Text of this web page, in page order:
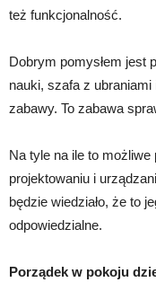
też funkcjonalność.
Dobrym pomysłem jest
nauki, szafa z
zabawy. To zabawa
Na tyle na ile to
projektowaniu i
będzie wiedziało, że to
odpowiedzialne.
Porządek w pokoju